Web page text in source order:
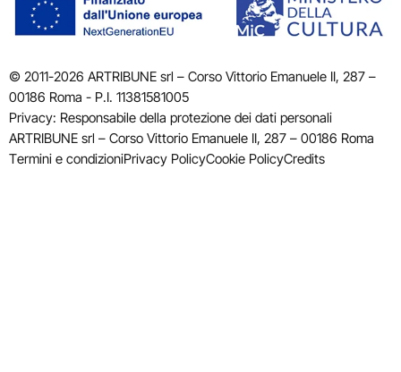
© 2011-2026 ARTRIBUNE srl – Corso Vittorio Emanuele II, 287 –
00186 Roma - P.I. 11381581005
Privacy: Responsabile della protezione dei dati personali
ARTRIBUNE srl – Corso Vittorio Emanuele II, 287 – 00186 Roma
Termini e condizioniPrivacy PolicyCookie PolicyCredits